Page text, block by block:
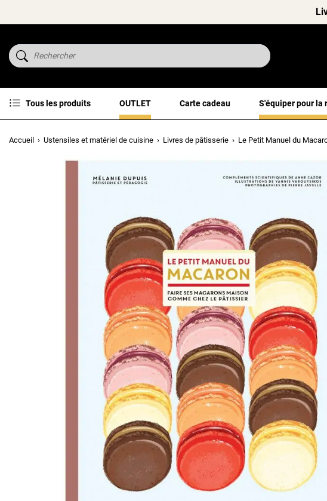
Tous les produits OUTLET Carte cadeau S'équiper pour la
Accueil Ustensiles et matériel de cuisine Livres de pâtisserie Le Petit Manuel du